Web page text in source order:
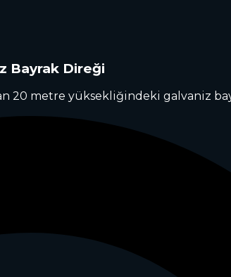
Bayrak Direği
20 metre yüksekliğindeki galvaniz